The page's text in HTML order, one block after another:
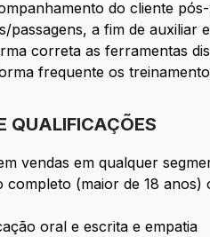
do cliente
passagens, a fim de auxiliar
correta as ferramentas
frequente os
QUALIFICAÇÕES
vendas em qualquer
completo (maior de 18
oral e escrita e empatia